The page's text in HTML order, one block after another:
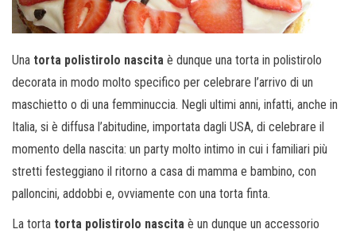
Una torta polistirolo nascita è dunque una torta in polistirolo
decorata in modo molto specifico per celebrare l’arrivo di un
maschietto o di una femminuccia. Negli ultimi anni, infatti, anche in
Italia, si è diffusa l’abitudine, importata dagli USA, di celebrare il
momento della nascita: un party molto intimo in cui i familiari più
stretti festeggiano il ritorno a casa di mamma e bambino, con
palloncini, addobbi e, ovviamente con una torta finta.
La torta torta polistirolo nascita è un dunque un accessorio